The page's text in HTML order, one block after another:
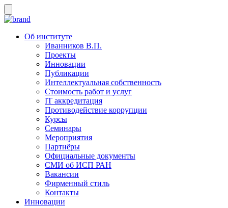
Об институте
Иванников В.П.
Проекты
Инновации
Публикации
Интеллектуальная собственность
Стоимость работ и услуг
IT аккредитация
Противодействие коррупции
Курсы
Семинары
Мероприятия
Партнёры
Официальные документы
СМИ об ИСП РАН
Вакансии
Фирменный стиль
Контакты
Инновации